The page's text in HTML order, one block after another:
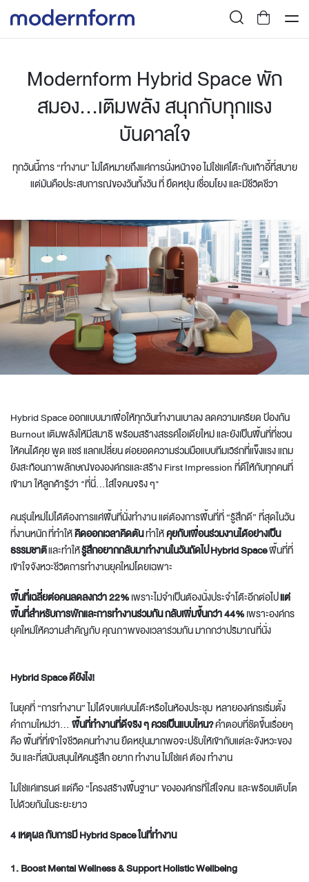
Modernform Hybrid Space พัก
สมอง...เติมพลัง สนุกกับทุกแรง
บันดาลใจ
ทุกวันนี้การ “ทำงาน” ไม่ได้หมายถึงแค่การนั่งหน้าจอ ไม่ใช่แค่โต๊ะกับเก้าอี้ที่สบาย
แต่มันคือประสบการณ์ของวันทั้งวัน ที่ ยืดหยุ่น เชื่อมโยง และมีชีวิตชีวา
Hybrid Space ออกแบบมาเพื่อให้ทุกวันทำงานเบาลง ลดความเครียด ป้องกัน
Burnout เติมพลังให้มีสมาธิ พร้อมสร้างสรรค์ไอเดียใหม่ และยังเป็นพื้นที่ที่ชวน
ให้คนได้คุย พูด แชร์ แลกเปลี่ยน ต่อยอดความร่วมมือแบบทีมเวิร์กที่แข็งแรง แถม
ยังสะท้อนภาพลักษณ์ขององค์กรและสร้าง First Impression ที่ดีให้กับทุกคนที่
เข้ามา ให้ลูกค้ารู้ว่า "ที่นี่...ใส่ใจคนจริง ๆ"
คนรุ่นใหม่ไม่ได้ต้องการแค่พื้นที่นั่งทำงาน แต่ต้องการพื้นที่ที่ “รู้สึกดี” ที่สุดในวัน
ที่งานหนัก ที่ทำให้คิดออกเวลาคิดตันทำให้คุยกับเพื่อนร่วมงานได้อย่างเป็น
ธรรมชาติและทำให้รู้สึกอยากกลับมาทำงานในวันถัดไปHybridSpaceพื้นที่ที่
เข้าใจจังหวะชีวิตการทำงานยุคใหม่โดยเฉพาะ
พื้นที่เฉลี่ยต่อคนลดลงกว่า 22%เพราะไม่จำเป็นต้องนั่งประจำโต๊ะอีกต่อไปแต่
พื้นที่สำหรับการพักและการทำงานร่วมกัน กลับเพิ่มขึ้นกว่า 44%เพราะองค์กร
ยุคใหม่ให้ความสำคัญกับ คุณภาพของเวลาร่วมกัน มากกว่าปริมาณที่นั่ง
Hybrid Spaceดียังไง!
ในยุคที่ “การทำงาน” ไม่ได้จบแค่บนโต๊ะหรือในห้องประชุม หลายองค์กรเริ่มตั้ง
คำถามใหม่ว่า... พื้นที่ทำงานที่ดีจริงๆควรเป็นแบบไหน?คำตอบที่ชัดขึ้นเรื่อยๆ
คือ พื้นที่ที่เข้าใจชีวิตคนทำงาน ยืดหยุ่นมากพอจะปรับให้เข้ากับแต่ละจังหวะของ
วัน และที่สนับสนุนให้คนรู้สึก อยาก ทำงาน ไม่ใช่แค่ ต้อง ทำงาน
ไม่ใช่แค่เทรนด์ แต่คือ “โครงสร้างพื้นฐาน” ขององค์กรที่ใส่ใจคน และพร้อมเติบโต
ไปด้วยกันในระยะยาว
4เหตุผลกับการมี Hybrid Spaceในที่ทำงาน
1. Boost Mental Wellness & Support Holistic Wellbeing